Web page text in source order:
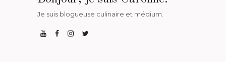
Je suis blogueuse culinaire et médium.